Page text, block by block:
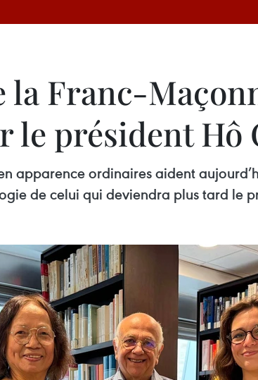
la Franc-
le président Hô
apparence ordinaires aident
de celui qui deviendra plus tard le